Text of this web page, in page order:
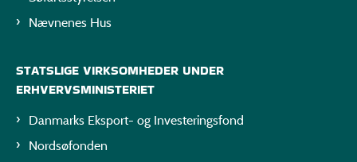
Nævnenes Hus
STATSLIGE VIRKSOMHEDER UNDER
ERHVERVSMINISTERIET
Danmarks Eksport- og Investeringsfond
Nordsøfonden